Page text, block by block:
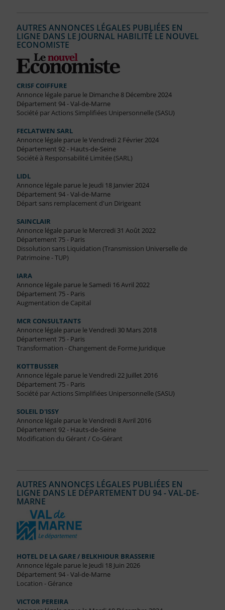
AUTRES ANNONCES LÉGALES PUBLIÉES EN
LIGNE DANS LE JOURNAL HABILITÉ LE NOUVEL
ECONOMISTE
CRISF COIFFURE
Annonce légale parue le Dimanche 8 Décembre 2024
Département 94 - Val-de-Marne
Société par Actions Simplifiées Unipersonnelle (SASU)
FECLATWEN SARL
Annonce légale parue le Vendredi 2 Février 2024
Département 92 - Hauts-de-Seine
Société à Responsabilité Limitée (SARL)
LIDL
Annonce légale parue le Jeudi 18 Janvier 2024
Département 94 - Val-de-Marne
Départ sans remplacement d'un Dirigeant
SAINCLAIR
Annonce légale parue le Mercredi 31 Août 2022
Département 75 - Paris
Dissolution sans Liquidation (Transmission Universelle de
Patrimoine - TUP)
IARA
Annonce légale parue le Samedi 16 Avril 2022
Département 75 - Paris
Augmentation de Capital
MCR CONSULTANTS
Annonce légale parue le Vendredi 30 Mars 2018
Département 75 - Paris
Transformation - Changement de Forme Juridique
KOTTBUSSER
Annonce légale parue le Vendredi 22 Juillet 2016
Département 75 - Paris
Société par Actions Simplifiées Unipersonnelle (SASU)
SOLEIL D'ISSY
Annonce légale parue le Vendredi 8 Avril 2016
Département 92 - Hauts-de-Seine
Modification du Gérant / Co-Gérant
AUTRES ANNONCES LÉGALES PUBLIÉES EN
LIGNE DANS LE DÉPARTEMENT DU 94 - VAL-DE-
MARNE
HOTEL DE LA GARE / BELKHIOUR BRASSERIE
Annonce légale parue le Jeudi 18 Juin 2026
Département 94 - Val-de-Marne
Location - Gérance
VICTOR PEREIRA